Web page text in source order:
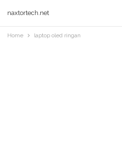
naxtortech.net
Home laptop oled ringan